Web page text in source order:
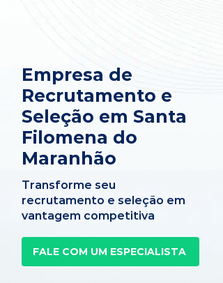
Empresa de
Recrutamento e
Seleção em Santa
Filomena do
Maranhão
Transforme seu
recrutamento e seleção em
vantagem competitiva
FALE COM UM ESPECIALISTA